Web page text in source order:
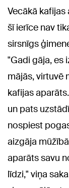
Vecākā kafijas
šī ierīce nav
sirsnīgs
"Gadi gāja, es
mājās, virtuvē
kafijas
un pats
nospiest
aizgāja
aparāts savu
līdzi," viņa